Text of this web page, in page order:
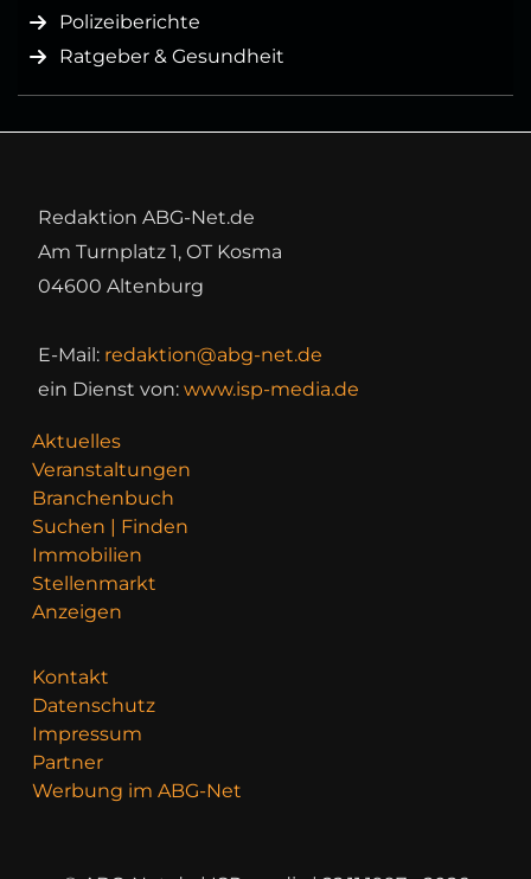
Polizeiberichte
Ratgeber & Gesundheit
Redaktion ABG-Net.de
Am Turnplatz 1, OT Kosma
04600 Altenburg
E-Mail: redaktion@abg-net.de
ein Dienst von: www.isp-media.de
Aktuelles
Veranstaltungen
Branchenbuch
Suchen | Finden
Immobilien
Stellenmarkt
Anzeigen
Kontakt
Datenschutz
Impressum
Partner
Werbung im ABG-Net